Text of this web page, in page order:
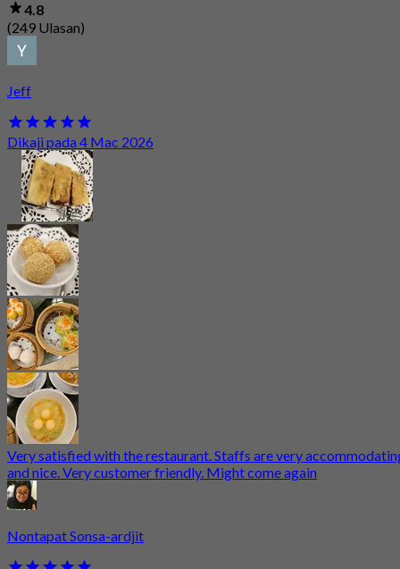
4.8
(249 Ulasan)
Jeff
Dikaji pada 4 Mac 2026
Very satisfied with the restaurant. Staffs are very
and nice. Very customer friendly. Might come again
Nontapat Sonsa-ardjit